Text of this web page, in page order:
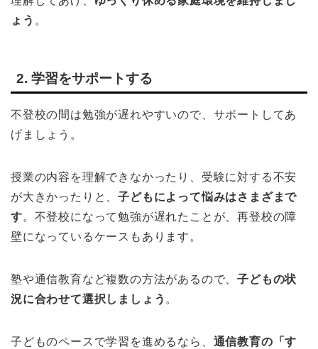
ょう 。
2. 学習をサポートする
不登校の間は勉強が遅れやすいので、サポートしてあ
げましょう。
授業の内容を理解できなかったり、受験に対する不安
が大きかったりと、子どもによって悩みはさまざまで
す。不登校になって勉強が遅れたことが、再登校の障
壁になっているケースもあります。
塾や通信教育など複数の方法があるので、子どもの状
況に合わせて選択しましょう 。
子どものペースで学習を進めるなら、 通信教育の「す